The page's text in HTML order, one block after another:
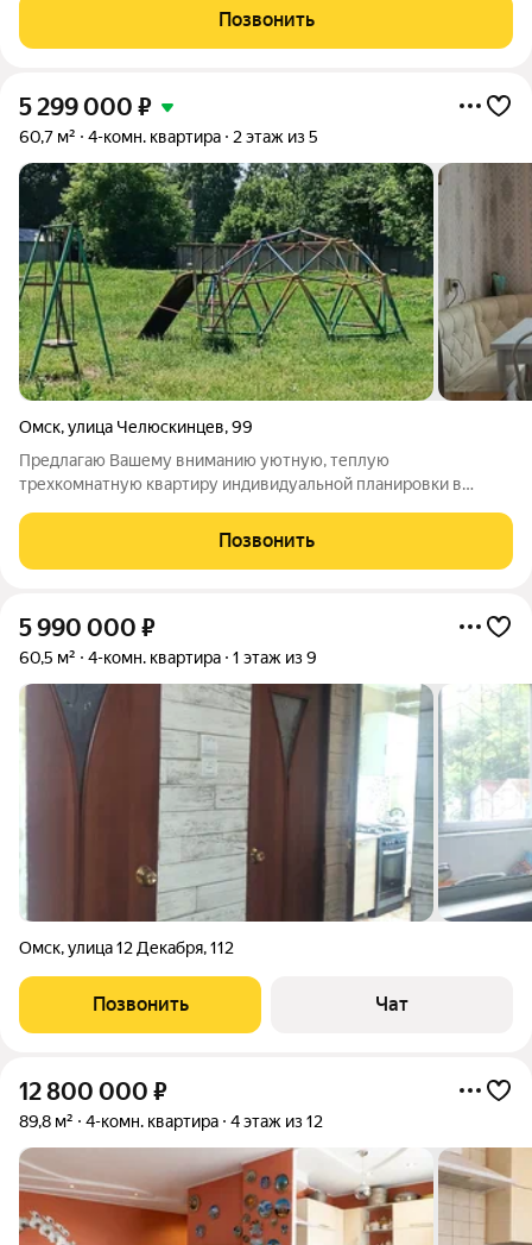
Кухонный гарнитур новый, мебель остается по
договоренности. Во дворе имеется шлагбаум.
Позвонить
5 299 000 ₽
60,7 м² 4-комн. квартира 2 этаж из 5
Омск,улица Челюскинцев,99
Предлагаю Вашему вниманию уютную, теплую
трехкомнатную квартиру индивидуальной планировки в
ПВХ. Большой совмещенный санузел. Счетчики на воду и газ.
Чистый подъезд, хорошие соседи. Дом
Позвонить
5 990 000 ₽
60,5 м² 4-комн. квартира 1 этаж из 9
Омск,улица 12 Декабря,112
Позвонить Чат
12 800 000 ₽
89,8 м² 4-комн. квартира 4 этаж из 12